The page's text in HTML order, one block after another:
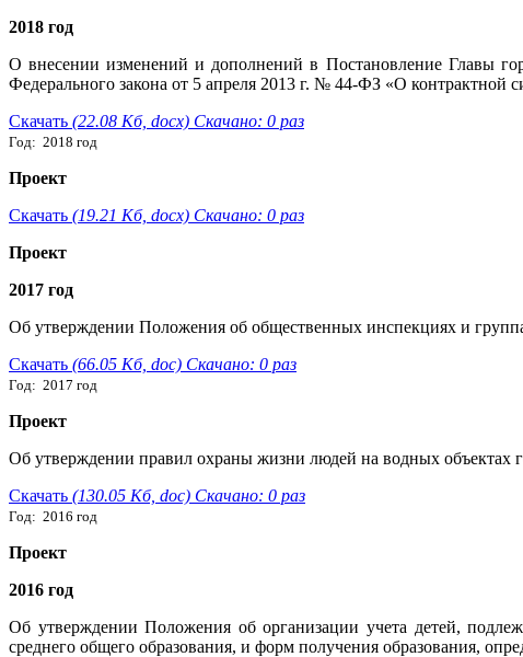
2018 год
О внесении изменений и дополнений в Постановление Главы
Федерального закона от 5 апреля 2013 г. № 44-ФЗ «О контрактной
Скачать (22.08 Кб, docx) Скачано: 0 раз
Год: 2018 год
Проект
Скачать (19.21 Кб, docx) Скачано: 0 раз
Проект
2017 год
Об утверждении Положения об общественных инспекциях и
Скачать (66.05 Кб, doc) Скачано: 0 раз
Год: 2017 год
Проект
Об утверждении правил охраны жизни людей на водных объектах
Скачать (130.05 Кб, doc) Скачано: 0 раз
Год: 2016 год
Проект
2016 год
Об утверждении Положения об организации учета детей,
среднего общего образования, и форм получения образования,